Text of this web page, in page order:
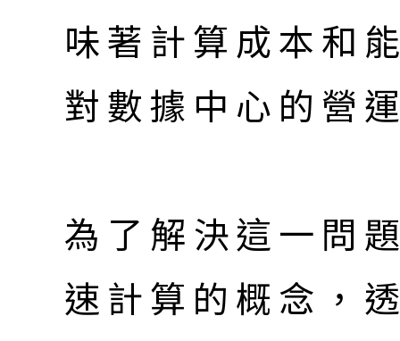
味著計算成本和
對數據中心的營
為了解決這一問
速計算的概念，